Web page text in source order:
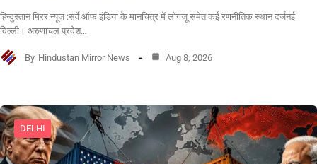
हिन्दुस्तान मिरर न्यूज़ :सर्वे ऑफ इंडिया के मानचित्र में लोंगजू समेत कई रणनीतिक स्थान दर्जनई
दिल्ली। अरुणाचल प्रदेश…
By Hindustan Mirror News Aug 8, 2026
DELHI